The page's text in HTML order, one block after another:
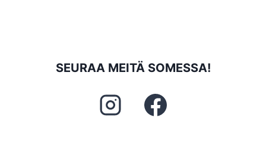
SEURAA MEITÄ SOMESSA!